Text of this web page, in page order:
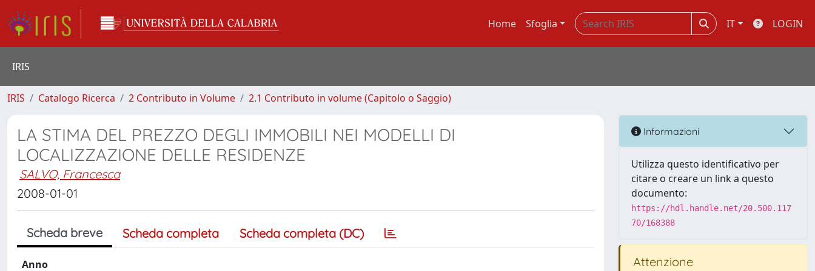
Home Sfoglia IT LOGIN
IRIS
IRIS Catalogo Ricerca 2 Contributo in Volume 2.1 Contributo in volume (Capitolo o Saggio)
LA STIMA DEL PREZZO DEGLI IMMOBILI NEI MODELLI DI
LOCALIZZAZIONE DELLE RESIDENZE
SALVO, Francesca
2008-01-01
Scheda breve Scheda completa Scheda completa (DC)
Anno
Informazioni
Utilizza questo identificativo per
citare o creare un link a questo
documento:
https://hdl.handle.net/20.500.117
70/168388
Attenzione